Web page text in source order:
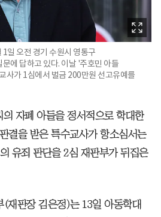
일 오전 경기 수원시 영통구
에 답하고 있다. 이날 '주호민 아들
사가 1심에서 벌금 200만원 선고유예를
자폐 아들을 정서적으로 학대한
결을 받은 특수교사가 항소심서는
유죄 판단을 2심 재판부가 뒤집은
재판장 김은정)는 13일 아동학대